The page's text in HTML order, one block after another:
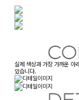
실제 색상과 가장 가까운 아
있습니다.